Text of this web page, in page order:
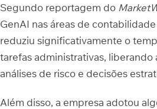
Segundo reportagem do
GenAI nas áreas de
reduziu significativamente o
tarefas administrativas, liberando
análises de risco e decisões
Além disso, a empresa adotou